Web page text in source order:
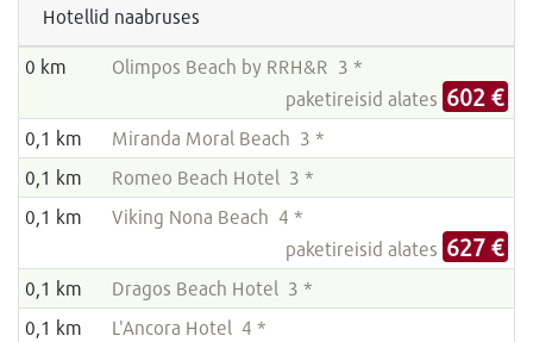
Hotellid naabruses
0 km
Olimpos Beach by RRH&R 3 *
paketireisid alates 602 €
0,1 km
Miranda Moral Beach 3 *
0,1 km
Romeo Beach Hotel 3 *
0,1 km
Viking Nona Beach 4 *
paketireisid alates 627 €
0,1 km
Dragos Beach Hotel 3 *
0,1 km
L'Ancora Hotel 4 *